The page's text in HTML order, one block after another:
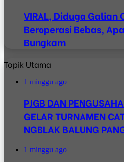
VIRAL, Diduga Galian
Beroperasi Bebas,
Bungkam
Topik Utama
1 minggu ago
PJGB DAN
GELAR TURNAMEN
NGBLAK BALUNG
1 minggu ago